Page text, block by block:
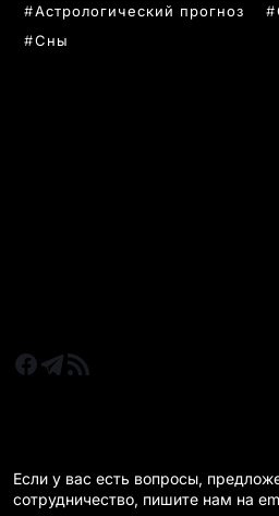
Астрологический прогноз
Сны
Если у вас есть вопросы,
сотрудничество, пишите нам на